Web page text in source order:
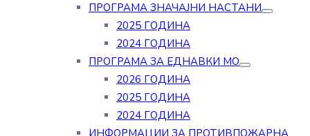
ПРОГРАМА ЗНАЧАЈНИ НАСТАНИ
2025 ГОДИНА
2024 ГОДИНА
ПРОГРАМА ЗА ЕДНАВКИ МО
2026 ГОДИНА
2025 ГОДИНА
2024 ГОДИНА
ИНФОРМАЦИИ ЗА ПРОТИВПОЖАРНА